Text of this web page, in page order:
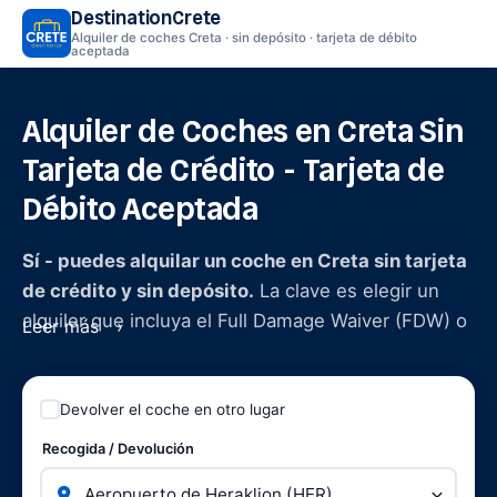
DestinationCrete
Alquiler de coches Creta · sin depósito · tarjeta de débito
aceptada
Alquiler de Coches en Creta Sin
Tarjeta de Crédito - Tarjeta de
Débito Aceptada
Sí - puedes alquilar un coche en Creta sin tarjeta
de crédito y sin depósito. La clave es elegir un
alquiler que incluya el Full Damage Waiver (FDW) o
reduce a cero, la empresa de alquiler no tiene
ninguna razón para bloquear fondos en tu tarjeta ni
exigir un depósito de garantía. La mayoría de los
operadores locales cretenses lo ofrecen de forma
Leer más
Devolver el coche en otro lugar
Recogida / Devolución